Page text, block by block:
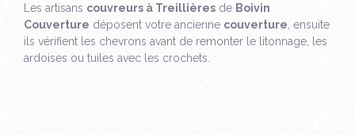
Les artisans couvreurs à Treillières de Boivin
Couverture déposent votre ancienne couverture , ensuite
ils vérifient les chevrons avant de remonter le litonnage, les
ardoises ou tuiles avec les crochets.